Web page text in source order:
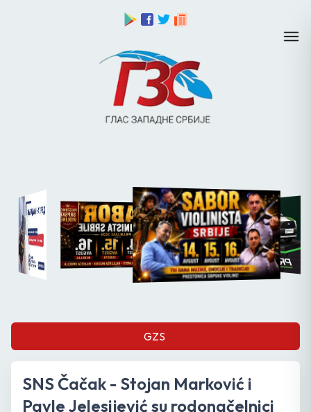
GZS
SNS Čačak - Stojan Marković i
Pavle Jelesijević su rodonačelnici